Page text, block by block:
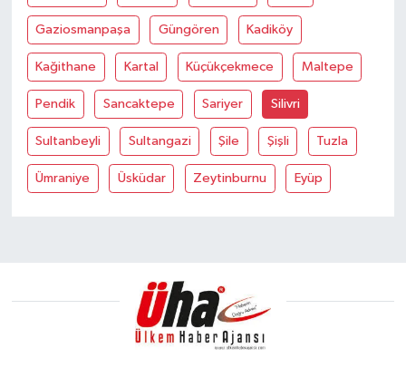
Gaziosmanpaşa Güngören Kadiköy
Kağithane Kartal Küçükçekmece Maltepe
Pendik Sancaktepe Sariyer Silivri
Sultanbeyli Sultangazi Şile Şişli Tuzla
Ümraniye Üsküdar Zeytinburnu Eyüp